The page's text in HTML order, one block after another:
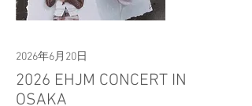
2026年6月20日
2026 EHJM CONCERT IN
OSAKA